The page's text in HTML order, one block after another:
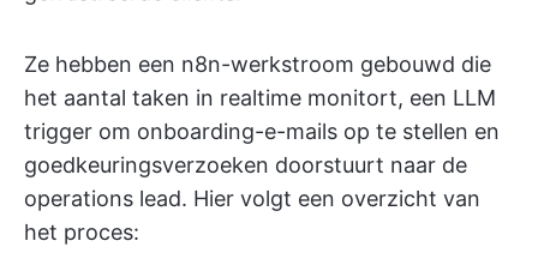
Ze hebben een n8n-werkstroom gebouwd die
het aantal taken in realtime monitort, een LLM
trigger om onboarding-e-mails op te stellen en
goedkeuringsverzoeken doorstuurt naar de
operations lead. Hier volgt een overzicht van
het proces: